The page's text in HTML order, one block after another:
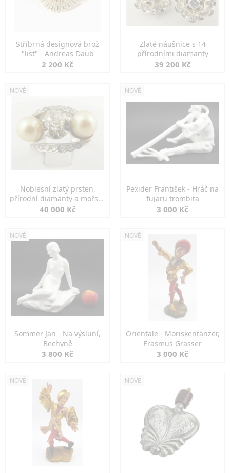
Stříbrná designová brož
"list" - Andreas Daub
2 200 Kč
Zlaté náušnice s 14
přírodními diamanty
39 200 Kč
NOVÉ
Noblesní zlatý prsten,
přírodní diamanty a mořské
perly
40 000 Kč
NOVÉ
Pexider František - Hráč na
fujaru trombita
3 000 Kč
NOVÉ
Sommer Jan - Na výsluní,
Bechyně
3 800 Kč
NOVÉ
Orientale - Moriskentänzer,
Erasmus Grasser
3 000 Kč
NOVÉ NOVÉ